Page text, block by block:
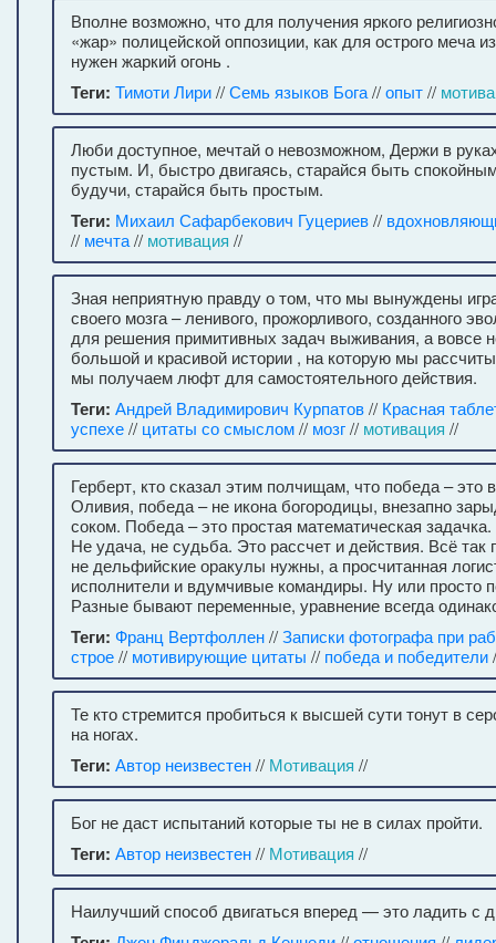
Вполне возможно, что для получения яркого
«жар» полицейской оппозиции, как для острого меча
нужен жаркий огонь .
Теги: Тимоти Лири//Семь языков Бога//опыт//
Люби доступное, мечтай о невозможном, Держи в
пустым. И, быстро двигаясь, старайся быть
будучи, старайся быть простым.
Теги: Михаил Сафарбекович Гуцериев//
// мечта// мотивация //
Зная неприятную правду о том, что мы вынуждены
своего мозга – ленивого, прожорливого, созданного
для решения примитивных задач выживания, а вовсе
большой и красивой истории , на которую мы
мы получаем люфт для самостоятельного действия.
Теги: Андрей Владимирович Курпатов// Красная
успехе// цитаты со смыслом// мозг// мотивация //
Герберт, кто сказал этим полчищам, что победа – это
Оливия, победа – не икона богородицы, внезапно
соком. Победа – это простая математическая
Не удача, не судьба. Это рассчет и действия. Всё
не дельфийские оракулы нужны, а просчитанная
исполнители и вдумчивые командиры. Ну или просто
Разные бывают переменные, уравнение всегда
Теги: Франц Вертфоллен//Записки фотографа при
строе// мотивирующие цитаты // победа и победители
Те кто стремится пробиться к высшей сути тонут в
на ногах.
Теги: Автор неизвестен// Мотивация //
Бог не даст испытаний которые ты не в силах пройти.
Теги: Автор неизвестен// Мотивация //
Наилучший способ двигаться вперед — это ладить с